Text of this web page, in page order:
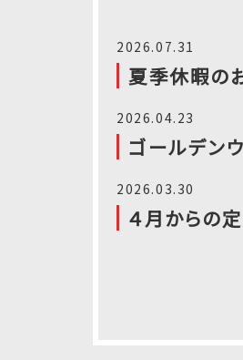
2026.07.31
夏季休暇の
2026.04.23
ゴールデン
2026.03.30
４月からの